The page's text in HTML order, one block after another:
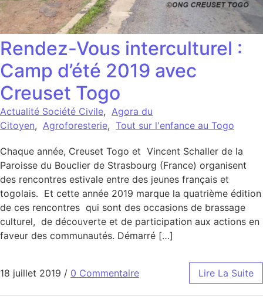
Rendez-Vous interculturel :
Camp d’été 2019 avec
Creuset Togo
Actualité Société Civile, Agora du
Citoyen, Agroforesterie, Tout sur l'enfance au Togo
Chaque année, Creuset Togo et Vincent Schaller de la
Paroisse du Bouclier de Strasbourg (France) organisent
des rencontres estivale entre des jeunes français et
togolais. Et cette année 2019 marque la quatrième édition
de ces rencontres qui sont des occasions de brassage
culturel, de découverte et de participation aux actions en
faveur des communautés. Démarré […]
18 juillet 2019 / 0 Commentaire Lire La Suite